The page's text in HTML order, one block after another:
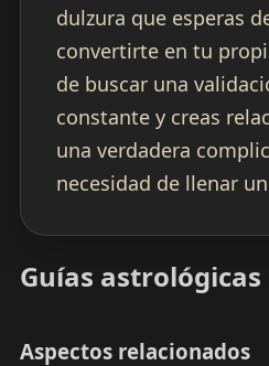
dulzura que esperas
convertirte en tu
de buscar una
constante y creas
una verdadera
necesidad de llenar
Guías
Aspectos relacionados